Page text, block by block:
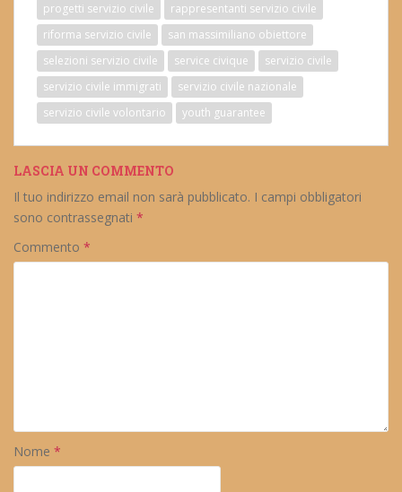
progetti servizio civile
rappresentanti servizio civile
riforma servizio civile
san massimiliano obiettore
selezioni servizio civile
service civique
servizio civile
servizio civile immigrati
servizio civile nazionale
servizio civile volontario
youth guarantee
LASCIA UN COMMENTO
Il tuo indirizzo email non sarà pubblicato. I campi obbligatori
sono contrassegnati *
Commento *
Nome *